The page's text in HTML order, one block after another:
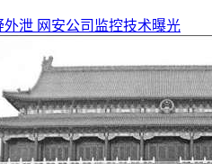
泄 网安公司监控技术曝光